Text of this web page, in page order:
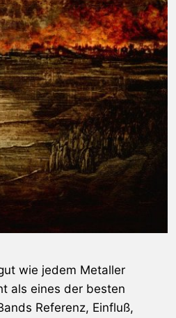
wie jedem Metaller
als eines der besten
Referenz, Einfluß,